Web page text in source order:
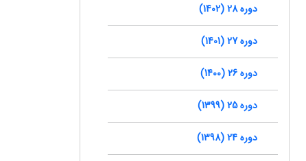
دوره 28 (1402)
دوره 27 (1401)
دوره 26 (1400)
دوره 25 (1399)
دوره 24 (1398)